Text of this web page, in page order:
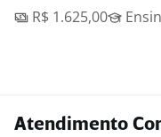
R$ 1.625,00
Atendimento